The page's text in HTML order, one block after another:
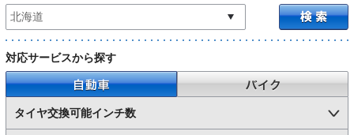
対応サービスから探す
自動車
タイヤ交換可能インチ数